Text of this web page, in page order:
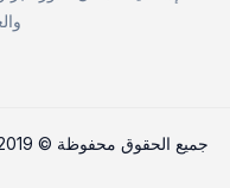
جميع الحقوق محفوظة © 2019مسموع مكان ⁄